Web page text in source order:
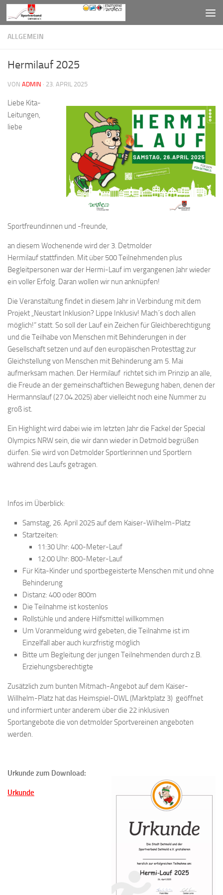
Zum Inhalt springen
ALLGEMEIN
Hermilauf 2025
VON ADMIN · 23. APRIL 2025
Liebe Kita-
Leitungen,
liebe
Sportfreundinnen und -freunde,
an diesem Wochenende wird der 3. Detmolder
Hermilaufstattfinden. Mit über 500 Teilnehmenden plus
Begleitpersonen war der Hermi-Lauf im vergangenen Jahr wieder
ein voller Erfolg. Daran wollen wir nun anknüpfen!
Die Veranstaltung findet in diesem Jahr in Verbindung mit dem
Projekt „Neustart Inklusion? Lippe Inklusiv! Mach´s doch allen
möglich!“statt. So soll der Lauf ein Zeichen für Gleichberechtigung
und die Teilhabe von Menschen mit Behinderungen in der
Gesellschaft setzen und auf den europäischen Protesttag zur
Gleichstellung von Menschen mit Behinderung am 5. Mai
aufmerksam machen. Der Hermilauf richtet sich im Prinzip an alle,
die Freude an der gemeinschaftlichen Bewegung haben, denen der
Hermannslauf (27.04.2025) aber vielleicht noch eine Nummer zu
groß ist.
Ein Highlight wird dabei wie im letzten Jahr die Fackel der Special
Olympics NRWsein, die wir dann wieder in Detmold begrüßen
dürfen. Sie wird von Detmolder Sportlerinnen und Sportlern
während des Laufs getragen.
Infos im Überblick:
Samstag, 26. April 2025auf dem Kaiser-Wilhelm-Platz
Startzeiten:
11:30 Uhr: 400-Meter-Lauf
12:00 Uhr: 800-Meter-Lauf
Für Kita-Kinder und sportbegeisterte Menschen mit und ohne
Behinderung
Distanz: 400 oder 800m
Die Teilnahme ist kostenlos
Rollstühle und andere Hilfsmittel willkommen
Um Voranmeldung wird gebeten, die Teilnahme ist im
Einzelfall aber auch kurzfristig möglich
Bitte um Begleitung der jungen Teilnehmenden durch z.B.
Erziehungsberechtigte
Zusätzlich zum bunten Mitmach-Angebot auf dem Kaiser-
Willhelm-Platz hat das Heimspiel-OWL(Marktplatz 3) geöffnet
und informiert unter anderem über die 22 inklusiven
Sportangebote die von detmolder Sportvereinen angeboten
werden.
Urkunde zum Download:
Urkunde